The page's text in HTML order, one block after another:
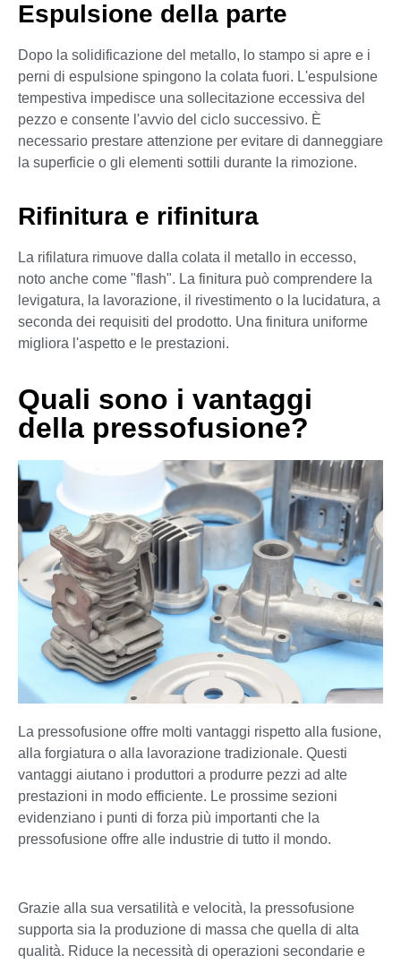
Espulsione della parte
Dopo la solidificazione del metallo, lo stampo si apre e i
perni di espulsione spingono la colata fuori. L'espulsione
tempestiva impedisce una sollecitazione eccessiva del
pezzo e consente l'avvio del ciclo successivo. È
necessario prestare attenzione per evitare di danneggiare
la superficie o gli elementi sottili durante la rimozione.
Rifinitura e rifinitura
La rifilatura rimuove dalla colata il metallo in eccesso,
noto anche come "flash". La finitura può comprendere la
levigatura, la lavorazione, il rivestimento o la lucidatura, a
seconda dei requisiti del prodotto. Una finitura uniforme
migliora l'aspetto e le prestazioni.
Quali sono i vantaggi
della pressofusione?
La pressofusione offre molti vantaggi rispetto alla fusione,
alla forgiatura o alla lavorazione tradizionale. Questi
vantaggi aiutano i produttori a produrre pezzi ad alte
prestazioni in modo efficiente. Le prossime sezioni
evidenziano i punti di forza più importanti che la
pressofusione offre alle industrie di tutto il mondo.
Grazie alla sua versatilità e velocità, la pressofusione
supporta sia la produzione di massa che quella di alta
qualità. Riduce la necessità di operazioni secondarie e